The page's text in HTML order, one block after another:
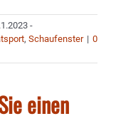
-
,Schaufenster | 0
einen